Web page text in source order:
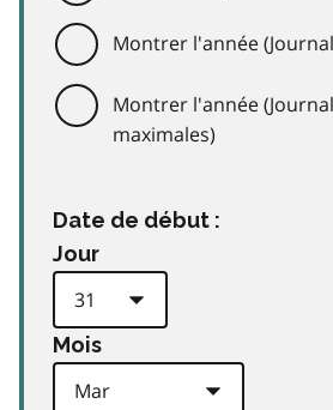
Montrer l'année
Montrer l'année
maximales)
Date de début :
Jour
Mois